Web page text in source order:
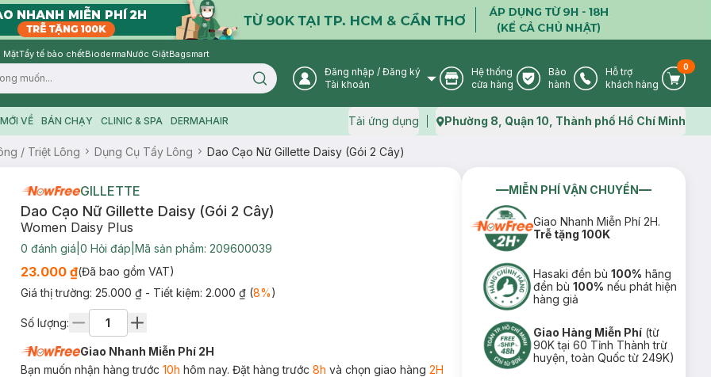
MặtTẩy tế bào chếtBiodermaNước GiặtBagsmart
Search icon User Icon
Đăng nhập / Đăng ký
Tài khoản
Store Icon
Hệ thống
cửa hàng
Warranty Icon
Bảo
hành
Phone Icon
Hỗ trợ
khách hàng
Cart
0
VỀ BÁN CHẠY CLINIC & SPA DERMAHAIR Tải ứng dụng Map icon
Phường 8, Quận 10, Thành phố Hồ Chí Minh
/ Triệt Lông Dụng Cụ Tẩy Lông Dao Cạo Nữ Gillette Daisy (Gói 2 Cây)
GILLETTE
Dao Cạo Nữ Gillette Daisy (Gói 2 Cây)
Women Daisy Plus
0 đánh giá 0 Hỏi đáp Mã sản phẩm: 209600039
23.000 ₫(Đã bao gồm VAT)
Giá thị trường: 25.000 ₫ - Tiết kiệm: 2.000 ₫(8%)
Số lượng:
Giao Nhanh Miễn Phí 2H
Bạn muốn nhận hàng trước 10h hôm nay. Đặt hàng trước 8h và chọn giao hàng 2H
MIỄN PHÍ VẬN CHUYỂN
Giao Nhanh Miễn Phí 2H.
Trễ tặng 100K
Hasaki đền bù100% hãng
đền bù100% nếu phát hiện
hàng giả
Giao Hàng Miễn Phí (từ
90K tại 60 Tỉnh Thành trừ
huyện, toàn Quốc từ 249K)